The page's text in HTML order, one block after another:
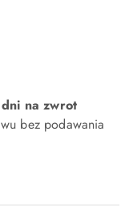
na zwrot
bez podawania